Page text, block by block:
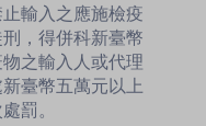
輸入之應施檢疫
，得併科新臺幣
之輸入人或代理
臺幣五萬元以上
罰。